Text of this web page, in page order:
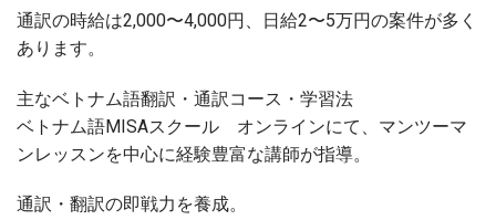
通訳の時給は2,000〜4,000円、日給2〜5万円の案件が多く
あります。
主なベトナム語翻訳・通訳コース・学習法
ベトナム語MISAスクール オンラインにて、マンツーマ
ンレッスンを中心に経験豊富な講師が指導。
通訳・翻訳の即戦力を養成。